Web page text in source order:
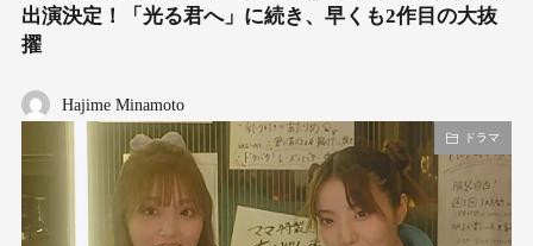
出演決定！「光る君へ」に続き、早くも2作目の大抜
擢
Hajime Minamoto
ドラマ